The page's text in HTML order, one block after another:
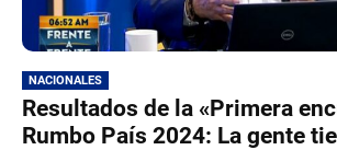
NACIONALES
Resultados de la «Primera
Rumbo País 2024: La gente